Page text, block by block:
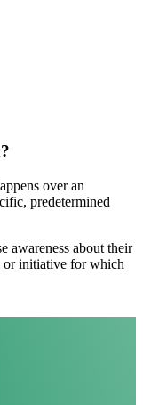
over an
predetermined
awareness about their
or initiative for which